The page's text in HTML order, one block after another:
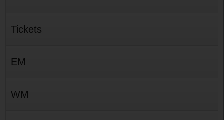
Tickets
EM
WM